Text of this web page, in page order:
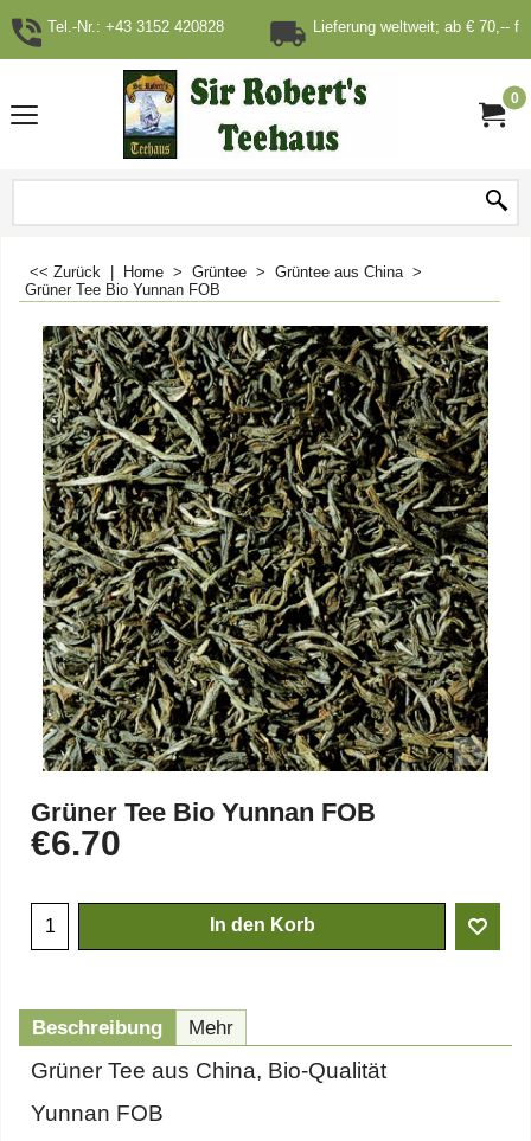
Tel.-Nr.: +43 3152 420828 Lieferung weltweit; ab € 70,--
0
<< Zurück Home > Grüntee > Grüntee aus China>
Grüner Tee Bio Yunnan FOB
Grüner Tee Bio Yunnan FOB
€6.70
In den Korb
Beschreibung Mehr
Grüner Tee aus China, Bio-Qualität
Yunnan FOB